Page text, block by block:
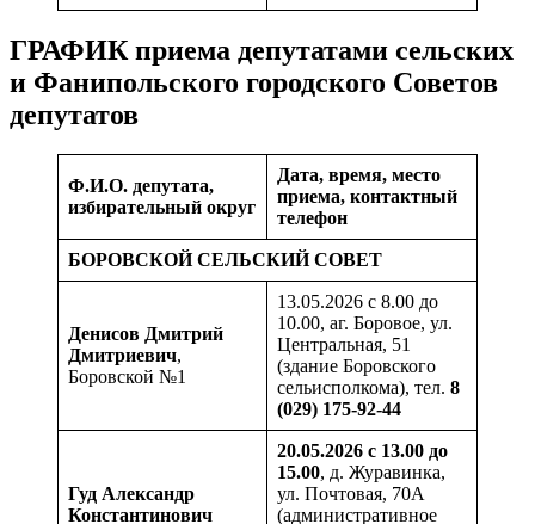
ГРАФИК приема депутатами сельских
и Фанипольского городского Советов
депутатов
Ф.И.О. депутата,
избирательный округ
Дата, время, место
приема, контактный
телефон
БОРОВСКОЙ СЕЛЬСКИЙ СОВЕТ
Денисов Дмитрий
Дмитриевич,
Боровской №1
13.05.2026 с 8.00 до
10.00, аг. Боровое, ул.
Центральная, 51
(здание Боровского
сельисполкома), тел. 8
(029) 175-92-44
Гуд Александр
Константинович
20.05.2026 с 13.00 до
15.00, д. Журавинка,
ул. Почтовая, 70А
(административное